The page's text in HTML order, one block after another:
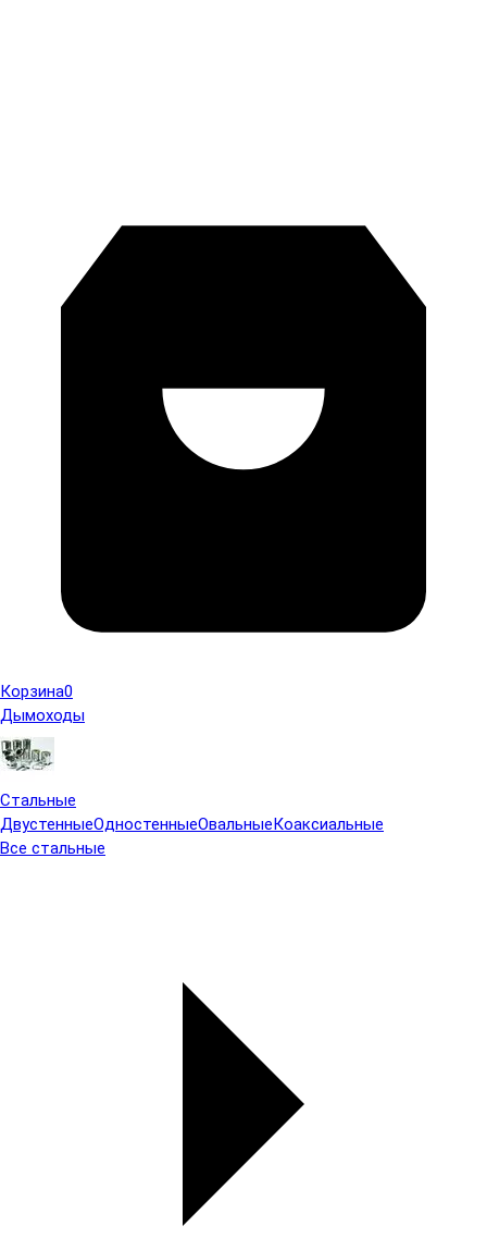
Корзина0
Дымоходы
Стальные
ДвустенныеОдностенныеОвальныеКоаксиальные
Все стальные